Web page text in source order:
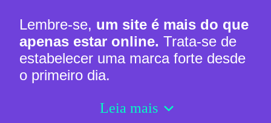
Lembre-se, um site é mais do que
apenas estar online. Trata-se de
estabelecer uma marca forte desde
o primeiro dia.
Leia mais